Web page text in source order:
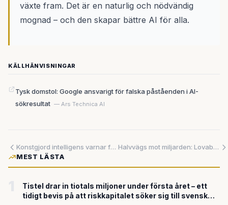
växte fram. Det är en naturlig och nödvändig
mognad – och den skapar bättre AI för alla.
KÄLLHÄNVISNINGAR
Tysk domstol: Google ansvarigt för falska påståenden i AI-
sökresultat — Ars Technica AI
Konstgjord intelligens varnar för sepsis 19 timmar i förväg – men vem får makten över din vård?
Halvvägs mot miljarden: Lovable visar att Sverige är en stormakt inom AI
MEST LÄSTA
Tistel drar in tiotals miljoner under första året – ett
tidigt bevis på att riskkapitalet söker sig till svensk